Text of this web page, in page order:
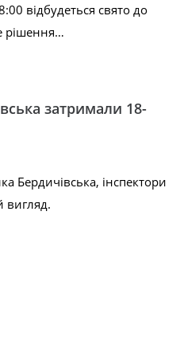
відбудеться свято до
рішення…
затримали 18-
Бердичівська, інспектори
вигляд.